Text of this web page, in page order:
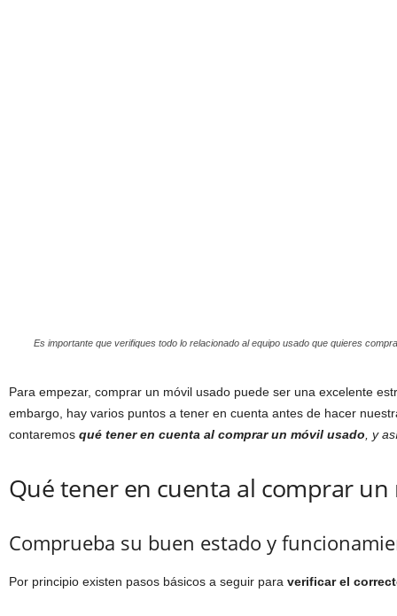
Es importante que verifiques todo lo relacionado al equipo usado que quieres
Para empezar, comprar un móvil usado puede ser una excelente
embargo, hay varios puntos a tener en cuenta antes de hacer
contaremos qué tener en cuenta al comprar un móvil usado , y
Qué tener en cuenta al comprar
Comprueba su buen estado y
Por principio existen pasos básicos a seguir para verificar el